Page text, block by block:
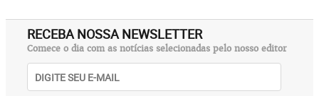
RECEBA NOSSA NEWSLETTER
Comece o dia com as notícias selecionadas pelo nosso editor